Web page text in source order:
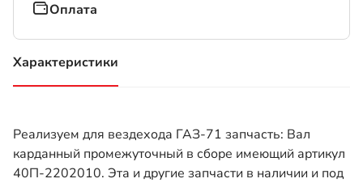
Оплата
Характеристики
(активная вкладка)
Реализуем для вездехода ГАЗ-71 запчасть: Вал
карданный промежуточный в сборе имеющий артикул
40П-2202010. Эта и другие запчасти в наличии и под